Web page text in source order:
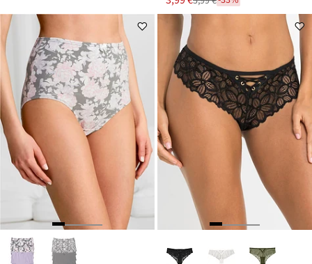
cena
je
Zľava
ceny
5,99 €